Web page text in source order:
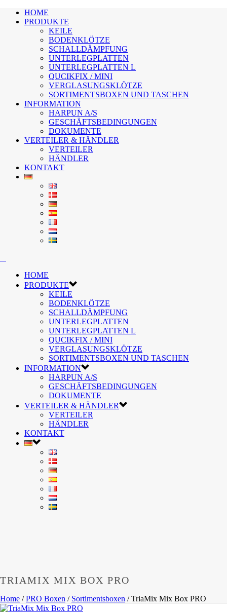
HOME
PRODUKTE
KEILE
BODENKLÖTZE
SCHALLDÄMPFUNG
UNTERLEGPLATTEN
UNTERLEGPLATTEN L
QUCIKFIX / MINI
VERGLASUNGSKLÖTZE
SORTIMENTSBOXEN UND TASCHEN
INFORMATION
HARPUN A/S
GESCHÄFTSBEDINGUNGEN
DOKUMENTE
VERTEILER & HÄNDLER
VERTEILER
HÄNDLER
KONTAKT
HOME
PRODUKTE
KEILE
BODENKLÖTZE
SCHALLDÄMPFUNG
UNTERLEGPLATTEN
UNTERLEGPLATTEN L
QUCIKFIX / MINI
VERGLASUNGSKLÖTZE
SORTIMENTSBOXEN UND TASCHEN
INFORMATION
HARPUN A/S
GESCHÄFTSBEDINGUNGEN
DOKUMENTE
VERTEILER & HÄNDLER
VERTEILER
HÄNDLER
KONTAKT
TRIAMIX MIX BOX PRO
Home /PRO Boxen / Sortimentsboxen /TriaMix Mix Box PRO